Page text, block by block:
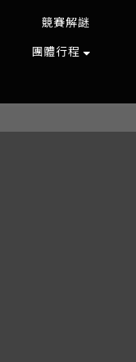
競賽解謎
團體行程